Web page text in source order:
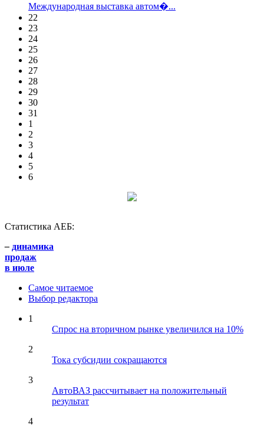
Международная выставка автом�...
22
23
24
25
26
27
28
29
30
31
1
2
3
4
5
6
Статистика АЕБ:
– динамика
продаж
в июле
Самое читаемое
Выбор редактора
1
Спрос на вторичном рынке увеличился на 10%
2
Тока субсидии сокращаются
3
АвтоВАЗ рассчитывает на положительный
результат
4